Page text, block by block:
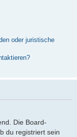
oder juristische
Die Board-
du registriert sein